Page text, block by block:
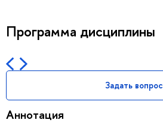
Программа дисциплины
Задать вопрос
Аннотация